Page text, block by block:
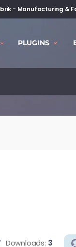
- Manufacturing &
PLUGINS
Downloads: 3